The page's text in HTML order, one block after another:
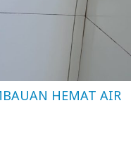
HEMAT AIR